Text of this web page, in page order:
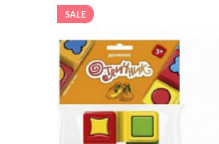
SALE